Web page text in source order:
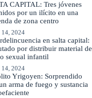
CAPITAL: Tres jóvenes
por un ilícito en una
de zona centro
2024
en salta capital:
por distribuir material de
sexual infantil
2024
Yrigoyen: Sorprendido
arma de fuego y sustancia